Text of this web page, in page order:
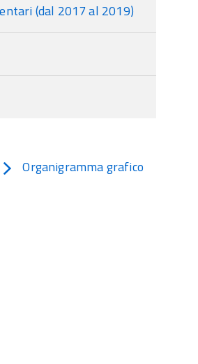
(dal 2017 al 2019)
Organigramma grafico